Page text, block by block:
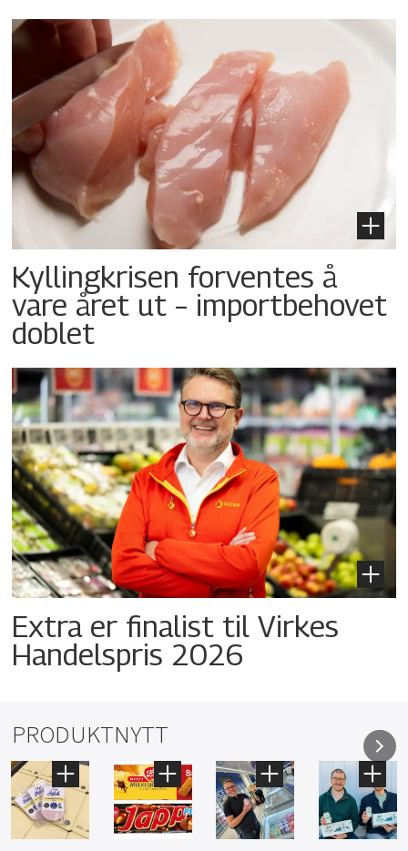
Kyllingkrisen forventes å
vare året ut – importbehovet
doblet
Extra er finalist til Virkes
Handelspris 2026
PRODUKTNYTT